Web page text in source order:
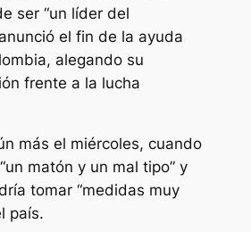
ser “un líder del
el fin de la ayuda
alegando su
frente a la lucha
más el miércoles, cuando
matón y un mal tipo” y
tomar “medidas muy
país.